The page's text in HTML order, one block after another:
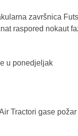
završnica
raspored nokaut
u ponedjeljak
Tractori gase požar